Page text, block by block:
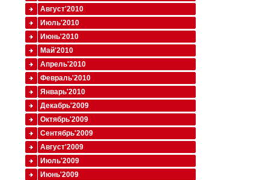
Август'2010
Июль'2010
Июнь'2010
Май'2010
Апрель'2010
Февраль'2010
Январь'2010
Декабрь'2009
Октябрь'2009
Сентябрь'2009
Август'2009
Июль'2009
Июнь'2009